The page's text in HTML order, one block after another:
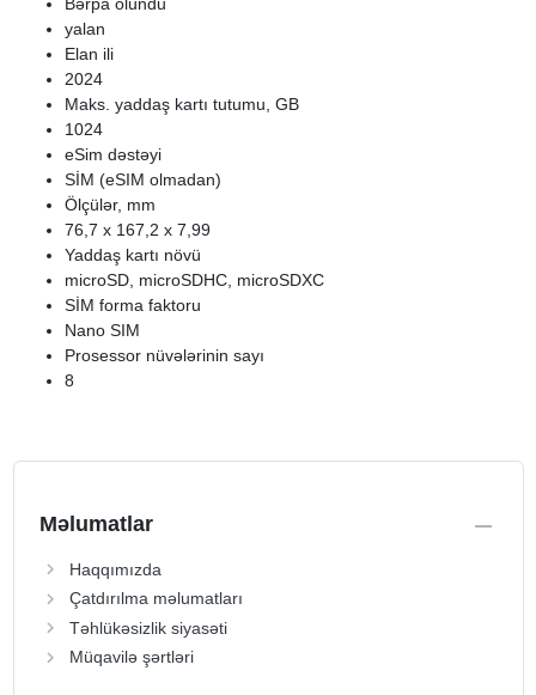
yalan
Elan ili
2024
Maks. yaddaş kartı tutumu, GB
1024
eSim dəstəyi
SİM (eSIM olmadan)
Ölçülər, mm
76,7 x 167,2 x 7,99
Yaddaş kartı növü
microSD, microSDHC, microSDXC
SİM forma faktoru
Nano SIM
Prosessor nüvələrinin sayı
8
Məlumatlar
Haqqımızda
Çatdırılma məlumatları
Təhlükəsizlik siyasəti
Müqavilə şərtləri